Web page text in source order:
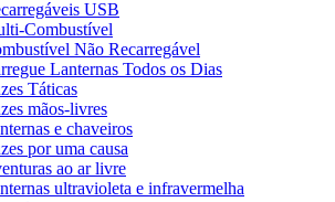
USB
Combustível
Não Recarregável
Lanternas Todos os Dias
Táticas
mãos-livres
e chaveiros
por uma causa
ao ar livre
ultravioleta e infravermelha